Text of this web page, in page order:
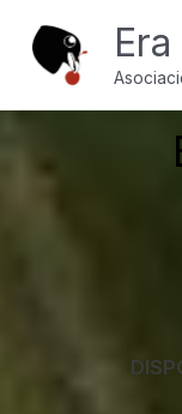
contenido
Inicio Estatuto